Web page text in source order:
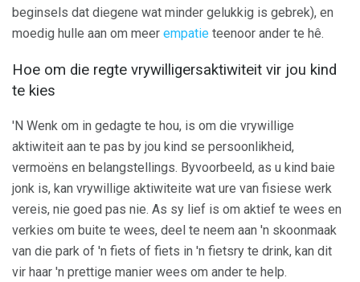
beginsels dat diegene wat minder gelukkig is gebrek), en
moedig hulle aan om meer empatie teenoor ander te hê.
Hoe om die regte vrywilligersaktiwiteit vir jou kind
te kies
'N Wenk om in gedagte te hou, is om die vrywillige
aktiwiteit aan te pas by jou kind se persoonlikheid,
vermoëns en belangstellings. Byvoorbeeld, as u kind baie
jonk is, kan vrywillige aktiwiteite wat ure van fisiese werk
vereis, nie goed pas nie. As sy lief is om aktief te wees en
verkies om buite te wees, deel te neem aan 'n skoonmaak
van die park of 'n fiets of fiets in 'n fietsry te drink, kan dit
vir haar 'n prettige manier wees om ander te help.